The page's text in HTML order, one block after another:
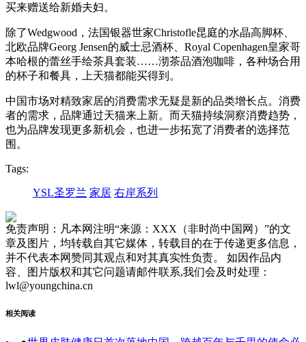
买来赠送给新婚夫妇。
除了Wedgwood，法国银器世家Christofle昆庭的水晶高脚杯、
北欧品牌Georg Jensen的威士忌酒杯、Royal Copenhagen皇家哥
本哈根的蕾丝手绘茶具套装……沏茶品酒泡咖啡，各种场合用
的杯子和餐具，上天猫都能买得到。
中国市场对精致家居的消费需求无疑是新的品类增长点。消费
者的需求，品牌通过天猫来上新。而天猫持续洞察消费趋势，
也为品牌发现更多新机会，也进一步拓宽了消费者的选择范
围。
Tags:
YSL圣罗兰 家居 右岸系列
免责声明：凡本网注明“来源：XXX（非时尚中国网）”的文
章及图片，均转载自其它媒体，转载目的在于传递更多信息，
并不代表本网赞同其观点和对其真实性负责。 如因作品内
容、图片版权和其它问题请邮件联系,我们会及时处理：
lwl@youngchina.cn
相关阅读